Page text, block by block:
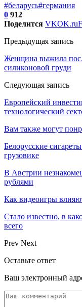
#беларусь#германия
0 912
Поделится VKOK.ru
Предыдущая запись
Женщина выжила
силиконовой груди
Следующая запись
Европейский
технологический
Вам также могут
Белорусские
грузовике
В Австрии
рублями
Как видеоигры
Стало известно, в
всего
Prev Next
Оставьте ответ
Ваш электронный